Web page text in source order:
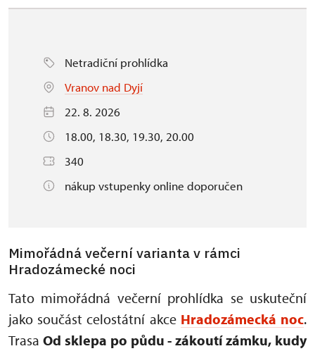
Netradiční prohlídka
Vranov nad Dyjí
22. 8. 2026
18.00, 18.30, 19.30, 20.00
340
nákup vstupenky online doporučen
Mimořádná večerní varianta v rámci
Hradozámecké noci
Tato mimořádná večerní prohlídka se uskuteční
jako součást celostátní akce Hradozámecká noc.
Trasa Od sklepa po půdu - zákoutí zámku, kudy